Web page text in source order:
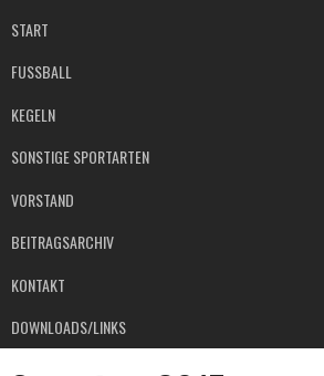
START
FUSSBALL
KEGELN
SONSTIGE SPORTARTEN
VORSTAND
BEITRAGSARCHIV
KONTAKT
DOWNLOADS/LINKS